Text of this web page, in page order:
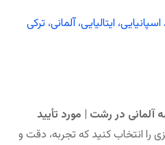
ایتالیایی، آلمانی، ترکی
آلمانی در رشت | مورد تأیید
را انتخاب کنید که تجربه، دقت و